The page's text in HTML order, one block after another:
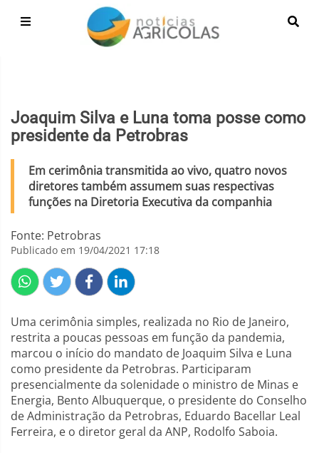
Joaquim Silva e Luna toma posse como
presidente da Petrobras
Em cerimônia transmitida ao vivo, quatro novos
diretores também assumem suas respectivas
funções na Diretoria Executiva da companhia
Fonte: Petrobras
Publicado em 19/04/2021 17:18
Uma cerimônia simples, realizada no Rio de Janeiro,
restrita a poucas pessoas em função da pandemia,
marcou o início do mandato de Joaquim Silva e Luna
como presidente da Petrobras. Participaram
presencialmente da solenidade o ministro de Minas e
Energia, Bento Albuquerque, o presidente do Conselho
de Administração da Petrobras, Eduardo Bacellar Leal
Ferreira, e o diretor geral da ANP, Rodolfo Saboia.